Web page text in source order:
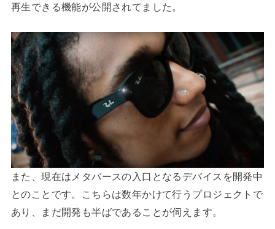
再生できる機能が公開されてました。
また、現在はメタバースの入口となるデバイスを開発中
とのことです。こちらは数年かけて行うプロジェクトで
あり、まだ開発も半ばであることが伺えます。